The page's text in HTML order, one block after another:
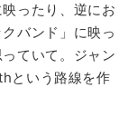
ったり、逆にお
バンド」に映っ
ていて。ジャン
という路線を作